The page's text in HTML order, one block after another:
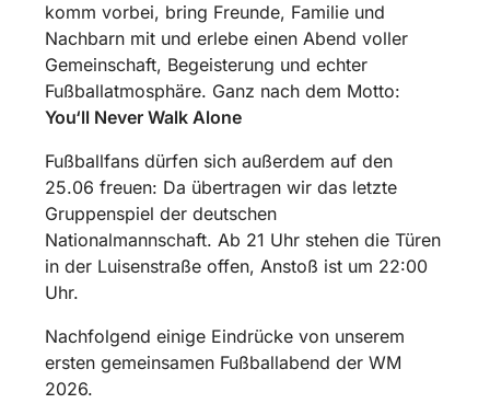
komm vorbei, bring Freunde, Familie und
Nachbarn mit und erlebe einen Abend voller
Gemeinschaft, Begeisterung und echter
Fußballatmosphäre. Ganz nach dem Motto:
You‘ll Never Walk Alone
Fußballfans dürfen sich außerdem auf den
25.06 freuen: Da übertragen wir das letzte
Gruppenspiel der deutschen
Nationalmannschaft. Ab 21 Uhr stehen die Türen
in der Luisenstraße offen, Anstoß ist um 22:00
Uhr.
Nachfolgend einige Eindrücke von unserem
ersten gemeinsamen Fußballabend der WM
2026.